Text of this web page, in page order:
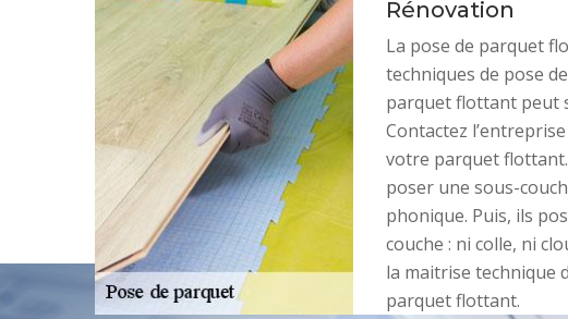
Rénovation
La pose de parquet
techniques de pose
parquet flottant peut
Contactez
votre parquet flottant.
poser une sous-
phonique. Puis, ils
couche : ni colle, ni
la maitrise technique
parquet flottant.